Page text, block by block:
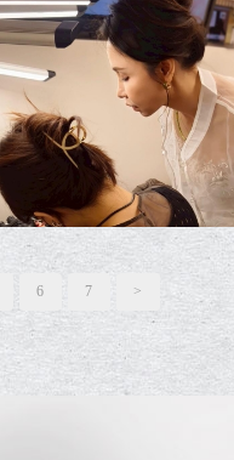
6 7 >